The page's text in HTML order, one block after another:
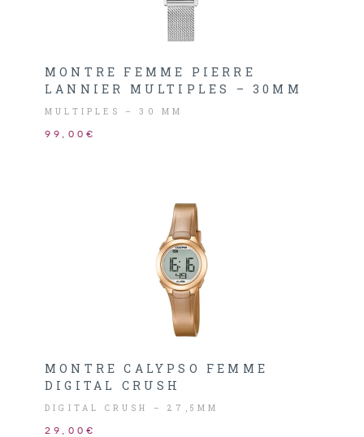
MONTRE FEMME PIERRE
LANNIER MULTIPLES – 30MM
MULTIPLES – 30 MM
99,00€
MONTRE CALYPSO FEMME
DIGITAL CRUSH
DIGITAL CRUSH – 27,5MM
29,00€